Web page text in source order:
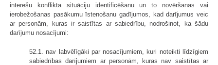
interešu konflikta situāciju identificēšanu un to novēršanas vai
ierobežošanas pasākumu īstenošanu gadījumos, kad darījumus veic
ar personām, kuras ir saistītas ar sabiedrību, nodrošinot, ka šādu
darījumu nosacījumi:
52.1. nav labvēlīgāki par nosacījumiem, kuri noteikti līdzīgiem
sabiedrības darījumiem ar personām, kuras nav saistītas ar